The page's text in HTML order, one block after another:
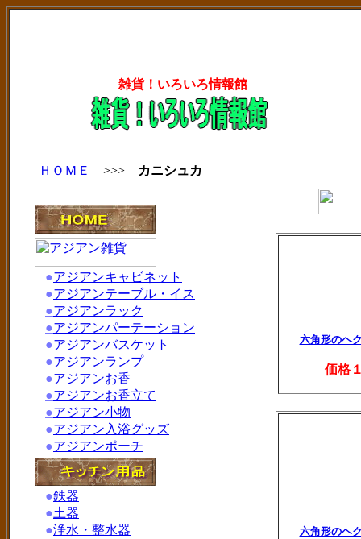
雑貨！いろいろ情報館
ＨＯＭＥ >>> カニシュカ
六角形のヘ
価格
六角形のヘ
●アジアンキャビネット
●アジアンテーブル・イス
●アジアンラック
●アジアンパーテーション
●アジアンバスケット
●アジアンランプ
●アジアンお香
●アジアンお香立て
●アジアン小物
●アジアン入浴グッズ
●アジアンポーチ
●鉄器
●土器
●浄水・整水器